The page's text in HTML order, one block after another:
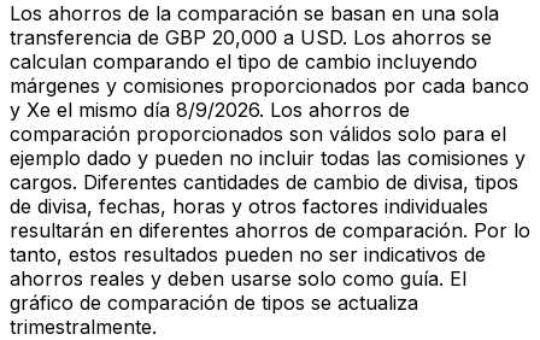
Los ahorros de la comparación se basan en una sola
transferencia de GBP 20,000 a USD. Los ahorros se
calculan comparando el tipo de cambio incluyendo
márgenes y comisiones proporcionados por cada banco
y Xe el mismo día 8/9/2026. Los ahorros de
comparación proporcionados son válidos solo para el
ejemplo dado y pueden no incluir todas las comisiones y
cargos. Diferentes cantidades de cambio de divisa, tipos
de divisa, fechas, horas y otros factores individuales
resultarán en diferentes ahorros de comparación. Por lo
tanto, estos resultados pueden no ser indicativos de
ahorros reales y deben usarse solo como guía. El
gráfico de comparación de tipos se actualiza
trimestralmente.